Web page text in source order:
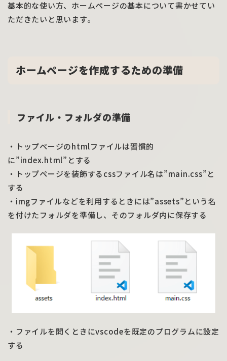
基本的な使い方、ホームページの基本について書かせてい
ただきたいと思います。
ホームページを作成するための準備
ファイル・フォルダの準備
・トップページのhtmlファイルは習慣的
に”index.html”とする
・トップページを装飾するcssファイル名は”main.css”と
する
・imgファイルなどを利用するときには”assets”という名
を付けたフォルダを準備し、そのフォルダ内に保存する
・ファイルを開くときにvscodeを既定のプログラムに設定
する